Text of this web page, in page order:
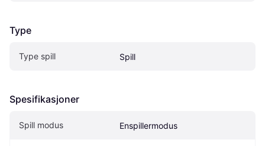
Type
Type spill Spill
Spesifikasjoner
Spill modus Enspillermodus